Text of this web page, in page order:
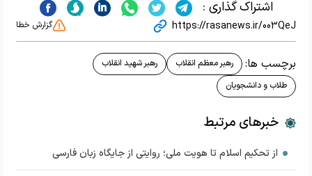
اشتراک گذاری :
https://rasanews.ir/003QeJ گزارش خطا
برچسب ها: رهبر معظم انقلاب
رهبر شهید انقلاب
طلاب و دانشجویان
خبرهای مرتبط
از تحکیم اسلام تا هویت ملی؛ روایتی از جایگاه زبان فارسی